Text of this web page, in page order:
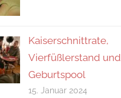
Kaiserschnittrate,
Vierfüßlerstand und
Geburtspool
15. Januar 2024